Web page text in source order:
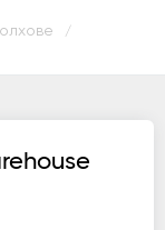
/